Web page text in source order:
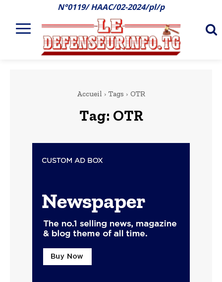
N°0119/ HAAC/02-2024/pl/p
Accueil Tags OTR
Tag: OTR